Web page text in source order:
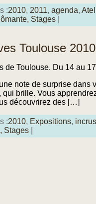
:2010, 2011,agenda,
Stages
Toulouse 2010
de Toulouse. Du 14 au
note de surprise
brille. Vous
découvrirez des […]
:2010, Expositions,
Stages